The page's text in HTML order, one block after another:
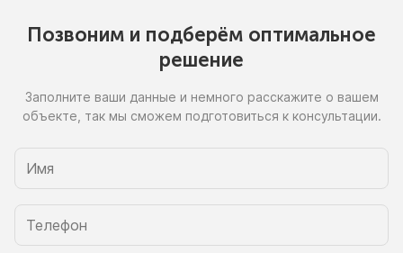
Позвоним и подберём оптимальное
решение
Заполните ваши данные и немного расскажите о вашем
объекте, так мы сможем подготовиться к консультации.